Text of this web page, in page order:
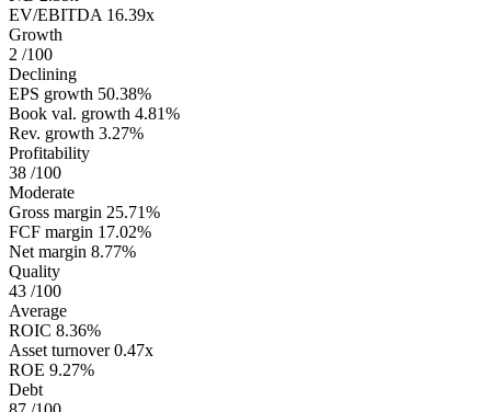
EV/EBITDA 16.39x
Growth
2 /100
Declining
EPS growth 50.38%
Book val. growth 4.81%
Rev. growth 3.27%
Profitability
38 /100
Moderate
Gross margin 25.71%
FCF margin 17.02%
Net margin 8.77%
Quality
43 /100
Average
ROIC 8.36%
Asset turnover 0.47x
ROE 9.27%
Debt